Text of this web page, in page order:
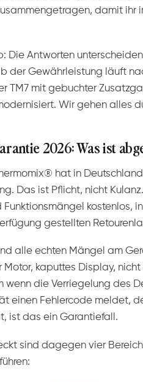
damit ihr
Die Antworten
der Gewährleistung läuft
TM7 mit gebuchter
Wir gehen alles
2026: Was ist
hat in
Das ist Pflicht, nicht
kostenlos,
gestellten
alle echten Mängel am
Motor, kaputtes Display,
wenn die Verriegelung des
einen Fehlercode meldet,
ist das ein Garantiefall.
sind dagegen vier